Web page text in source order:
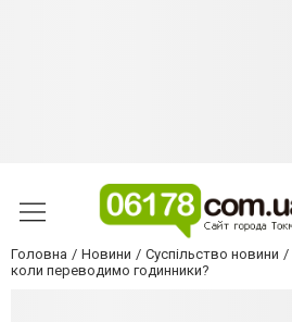
Головна Новини Суспільство новини
коли переводимо годинники?